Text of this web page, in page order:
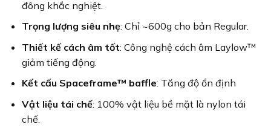
đông khắc nghiệt.
Trọng lượng siêu nhẹ: Chỉ ~600g cho bản Regular.
Thiết kế cách âm tốt: Công nghệ cách âm Laylow™
giảm tiếng động.
Kết cấu Spaceframe™ baffle: Tăng độ ổn định
Vật liệu tái chế: 100% vật liệu bề mặt là nylon tái
chế.